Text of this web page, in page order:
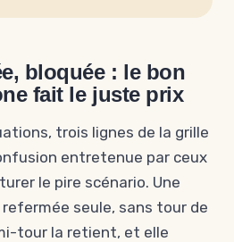
bloquée : le bon
fait le juste prix
trois lignes de la grille
entretenue par ceux
le pire scénario. Une
refermée seule, sans tour de
tour la retient, et elle